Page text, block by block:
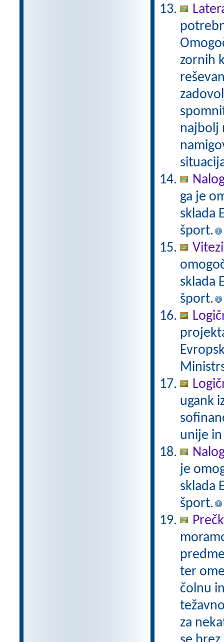
zornih
najbolj
ga je
sklada
šport.
sklada
šport.
ugank
unije
je
sklada
šport.
ter
čolnu
za